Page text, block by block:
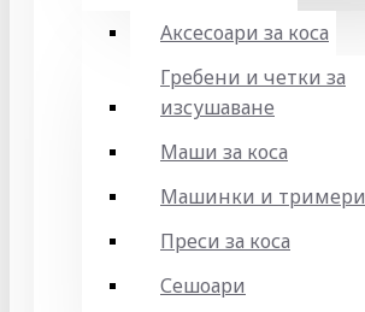
Аксесоари за коса
Гребени и четки за
изсушаване
Маши за коса
Машинки и тримери
Преси за коса
Сешоари